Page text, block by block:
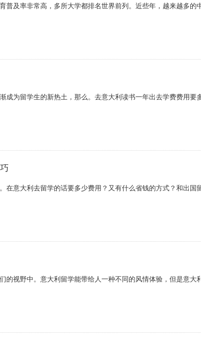
普及率非常高，多所大学都排名世界前列。近些年，越来越多的
成为留学生的新热土，那么。去意大利读书一年出去学费费用要
在意大利去留学的话要多少费用？又有什么省钱的方式？和出国
的视野中。意大利留学能带给人一种不同的风情体验，但是意大